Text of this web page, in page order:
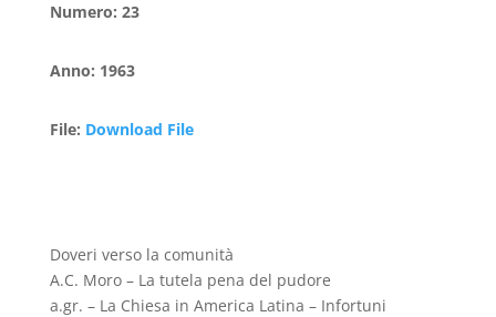
Numero: 23
Anno: 1963
File: Download File
Doveri verso la comunità
A.C. Moro – La tutela pena del pudore
a.gr. – La Chiesa in America Latina – Infortuni